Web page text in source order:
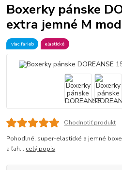
Boxerky pánske
extra jemné M
viac farieb elastické
Ohodnotiť produkt
Pohodlné, super-elastické a jemné
a ľah... celý popis